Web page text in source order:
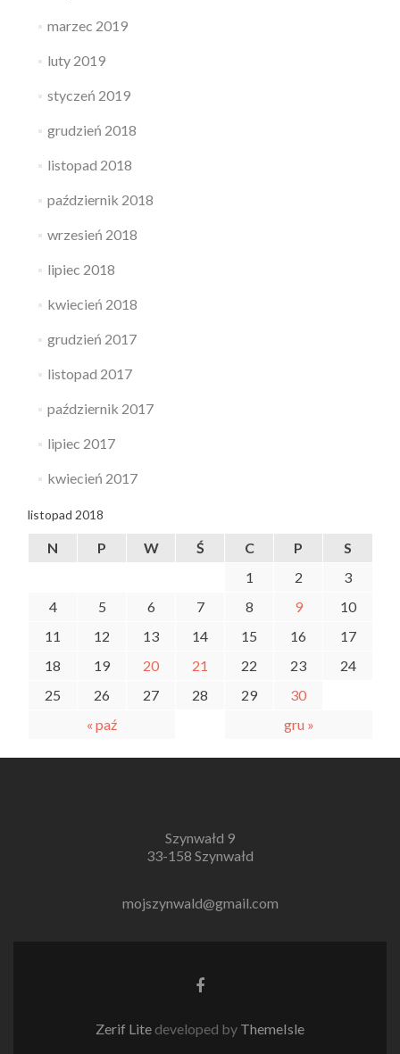
marzec 2019
luty 2019
styczeń 2019
grudzień 2018
listopad 2018
październik 2018
wrzesień 2018
lipiec 2018
kwiecień 2018
grudzień 2017
listopad 2017
październik 2017
lipiec 2017
kwiecień 2017
listopad 2018
N P W Ś C P S
« paź gru »
1 2
3
4
5 6 7 8 9
10
11
12 13 14 15 16
17
18
19 20 21 22 23
24
25
26 27 28 29 30
Szynwałd 9
33-158 Szynwałd
mojszynwald@gmail.com
Link
Zerif Lite developed by ThemeIsle